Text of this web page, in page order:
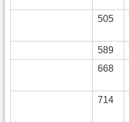
505
589
668
714